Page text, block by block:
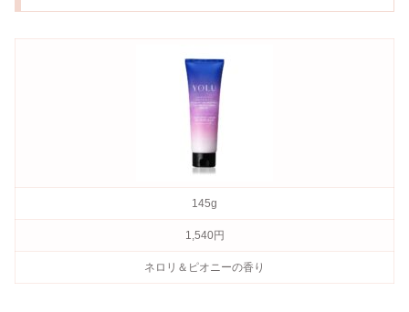
145g
1,540円
ネロリ＆ピオニーの香り